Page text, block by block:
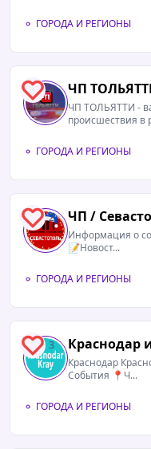
ГОРОДА И РЕГИОНЫ
4 ЧП
ЧП ТОЛЬЯТТИ - важные новости Тольятти и
происшествия в
ГОРОДА И РЕГИОНЫ
2 ЧП /
Информация о
📝Новост...
ГОРОДА И РЕГИОНЫ
3 Краснодар
Краснодар
События 📍Ч...
ГОРОДА И РЕГИОНЫ